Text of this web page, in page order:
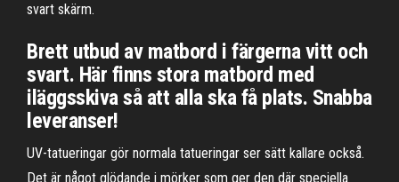
svart skärm.
Brett utbud av matbord i färgerna vitt och
svart. Här finns stora matbord med
iläggsskiva så att alla ska få plats. Snabba
leveranser!
UV-tatueringar gör normala tatueringar ser sätt kallare också.
Det är något glödande i mörker som ger den där speciella